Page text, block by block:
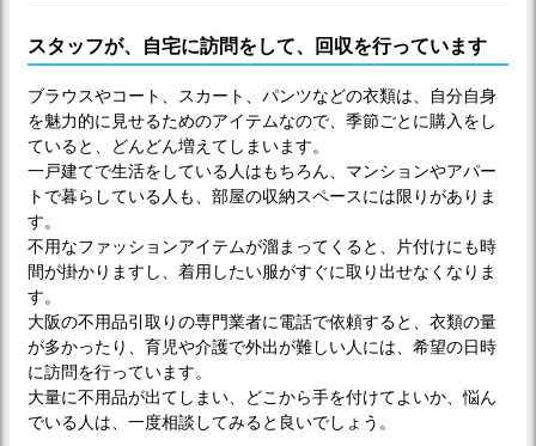
スタッフが、自宅に訪問をして、回収を行っています
ブラウスやコート、スカート、パンツなどの衣類は、自分自身
を魅力的に見せるためのアイテムなので、季節ごとに購入をし
ていると、どんどん増えてしまいます。
一戸建てで生活をしている人はもちろん、マンションやアパー
トで暮らしている人も、部屋の収納スペースには限りがありま
す。
不用なファッションアイテムが溜まってくると、片付けにも時
間が掛かりますし、着用したい服がすぐに取り出せなくなりま
す。
大阪の不用品引取りの専門業者に電話で依頼すると、衣類の量
が多かったり、育児や介護で外出が難しい人には、希望の日時
に訪問を行っています。
大量に不用品が出てしまい、どこから手を付けてよいか、悩ん
でいる人は、一度相談してみると良いでしょう。